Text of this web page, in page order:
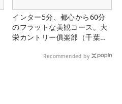
インター5分、都心から60分
のフラットな美観コース。大
栄カントリー俱楽部（千葉
Recommended by